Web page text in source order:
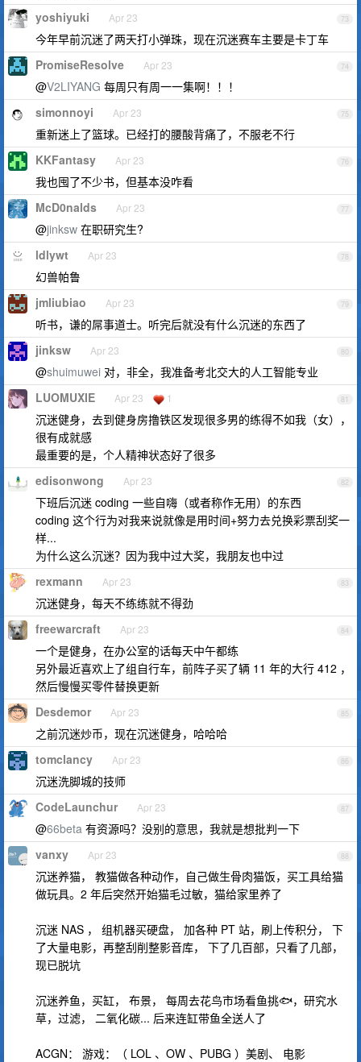
73
yoshiyuki Apr 23
今年早前沉迷了两天打小弹珠，现在沉迷赛车主要是卡丁车
74
PromiseResolve Apr 23
@V2LIYANG 每周只有周一一集啊！！！
75
simonnoyi Apr 23
重新迷上了篮球。已经打的腰酸背痛了，不服老不行
76
KKFantasy Apr 23
我也囤了不少书，但基本没咋看
77
McD0nalds Apr 23
@jinksw 在职研究生?
78
ldlywt Apr 23
幻兽帕鲁
79
jmliubiao Apr 23
听书，谦的屌事道士。听完后就没有什么沉迷的东西了
80
jinksw Apr 23
@shuimuwei 对，非全，我准备考北交大的人工智能专业
81
LUOMUXIE Apr 23 1
沉迷健身，去到健身房撸铁区发现很多男的练得不如我（女），
很有成就感
最重要的是，个人精神状态好了很多
82
edisonwong Apr 23
下班后沉迷 coding 一些自嗨（或者称作无用）的东西
coding 这个行为对我来说就像是用时间+努力去兑换彩票刮奖一
样...
为什么这么沉迷？因为我中过大奖，我朋友也中过
83
rexmann Apr 23
沉迷健身，每天不练练就不得劲
84
freewarcraft Apr 23
一个是健身，在办公室的话每天中午都练
另外最近喜欢上了组自行车，前阵子买了辆 11 年的大行 412 ，
然后慢慢买零件替换更新
85
Desdemor Apr 23
之前沉迷炒币，现在沉迷健身，哈哈哈
86
tomclancy Apr 23
沉迷洗脚城的技师
87
CodeLaunchur Apr 23
@66beta 有资源吗？没别的意思，我就是想批判一下
88
vanxy Apr 23
沉迷养猫， 教猫做各种动作，自己做生骨肉猫饭，买工具给猫
做玩具。2 年后突然开始猫毛过敏，猫给家里养了
沉迷 NAS ， 组机器买硬盘， 加各种 PT 站，刷上传积分， 下
了大量电影，再整刮削整影音库， 下了几百部，只看了几部，
现已脱坑
沉迷养鱼，买缸， 布景， 每周去花鸟市场看鱼挑🐟，研究水
草，过滤， 二氧化碳... 后来连缸带鱼全送人了
ACGN： 游戏：（ LOL 、OW 、PUBG ）美剧、 电影